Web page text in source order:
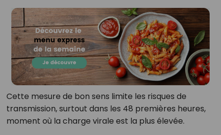
Cette mesure de bon sens limite les risques de
transmission, surtout dans les 48 premières heures,
moment où la charge virale est la plus élevée.